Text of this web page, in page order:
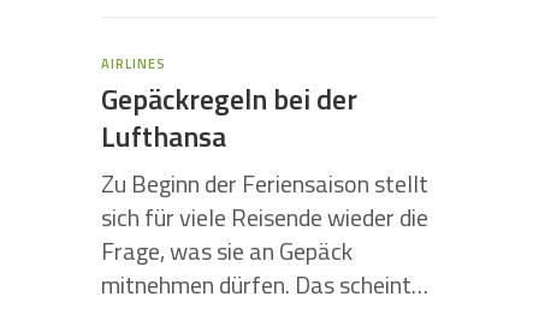
AIRLINES
Gepäckregeln bei der
Lufthansa
Zu Beginn der Feriensaison stellt
sich für viele Reisende wieder die
Frage, was sie an Gepäck
mitnehmen dürfen. Das scheint…